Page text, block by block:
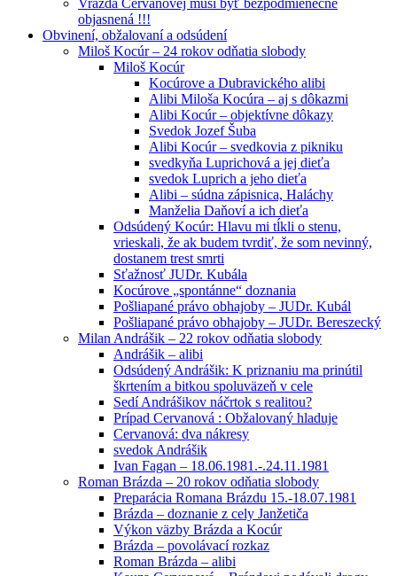
objasnená !!!
Obvinení, obžalovaní a odsúdení
Miloš Kocúr – 24 rokov odňatia slobody
Miloš Kocúr
Kocúrove a Dubravického alibi
Alibi Miloša Kocúra – aj s dôkazmi
Alibi Kocúr – objektívne dôkazy
Svedok Jozef Šuba
Alibi Kocúr – svedkovia z pikniku
svedkyňa Luprichová a jej dieťa
svedok Luprich a jeho dieťa
Alibi – súdna zápisnica, Haláchy
Manželia Daňoví a ich dieťa
Odsúdený Kocúr: Hlavu mi tĺkli o stenu,
vrieskali, že ak budem tvrdiť, že som nevinný,
dostanem trest smrti
Sťažnosť JUDr. Kubála
Kocúrove „spontánne“ doznania
Pošliapané právo obhajoby – JUDr. Kubál
Pošliapané právo obhajoby – JUDr. Bereszecký
Milan Andrášik – 22 rokov odňatia slobody
Andrášik – alibi
Odsúdený Andrášik: K priznaniu ma prinútil
škrtením a bitkou spoluväzeň v cele
Sedí Andrášikov náčrtok s realitou?
Prípad Cervanová : Obžalovaný hladuje
Cervanová: dva nákresy
svedok Andrášik
Ivan Fagan – 18.06.1981.-.24.11.1981
Roman Brázda – 20 rokov odňatia slobody
Preparácia Romana Brázdu 15.-18.07.1981
Brázda – doznanie z cely Janžetiča
Výkon väzby Brázda a Kocúr
Brázda – povolávací rozkaz
Roman Brázda – alibi